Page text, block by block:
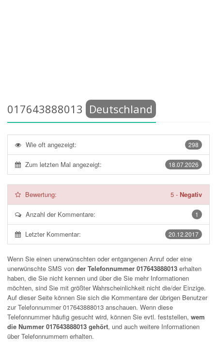
017643888013 Deutschland
298
Wie oft angezeigt:
18.07.2026
Zum letzten Mal angezeigt:
Bewertung: 5 - Negativ
1
Anzahl der Kommentare:
20.12.2017
Letzter Kommentar:
Wenn Sie einen unerwünschten oder entgangenen Anruf oder eine
unerwünschte SMS von der Telefonnummer 017643888013 erhalten
haben, die Sie nicht kennen und über die Sie mehr Informationen
möchten, sind Sie mit größter Wahrscheinlichkeit nicht die/der Einzige.
Auf dieser Seite können Sie sich die Kommentare der übrigen Benutzer
zur Telefonnummer017643888013 anschauen. Wenn diese
Telefonnummer häufig gesucht wird, können Sie evtl. feststellen, wem
die Nummer 017643888013 gehört, und auch weitere Informationen
über Telefonnummern erhalten.